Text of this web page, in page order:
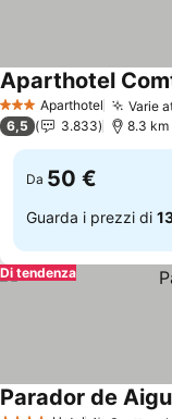
3 StelleAparthotel Varie
Aparthotel
6,5 3.833 8.3 km
Da 50 €
Guarda i prezzi di
Di tendenza
Parador de